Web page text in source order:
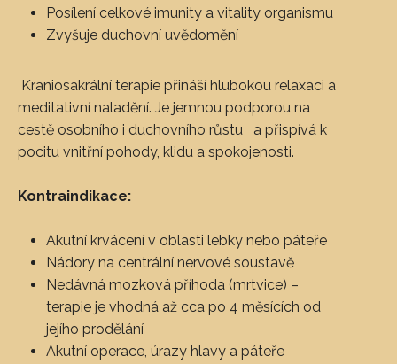
Posílení celkové imunity a vitality organismu
Zvyšuje duchovní uvědomění
Kraniosakrální terapie přináší hlubokou relaxaci a
meditativní naladění. Je jemnou podporou na
cestě osobního i duchovního růstu a přispívá k
pocitu vnitřní pohody, klidu a spokojenosti.
Kontraindikace:
Akutní krvácení v oblasti lebky nebo páteře
Nádory na centrální nervové soustavě
Nedávná mozková příhoda (mrtvice) –
terapie je vhodná až cca po 4 měsících od
jejího prodělání
Akutní operace, úrazy hlavy a páteře